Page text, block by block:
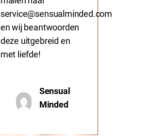
service@sensualminded.com
en wij beantwoorden
deze uitgebreid en
met liefde!
Sensual
Minded